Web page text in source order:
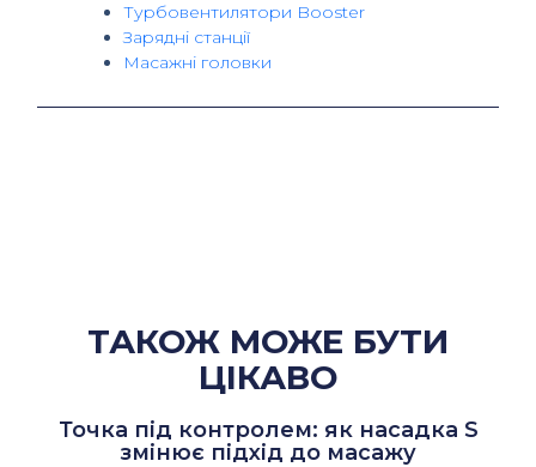
Турбовентилятори Booster
Зарядні станції
Масажні головки
ТАКОЖ МОЖЕ БУТИ
ЦІКАВО
Точка під контролем: як насадка S
змінює підхід до масажу